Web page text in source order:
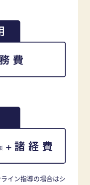
イン指導の場合はシ